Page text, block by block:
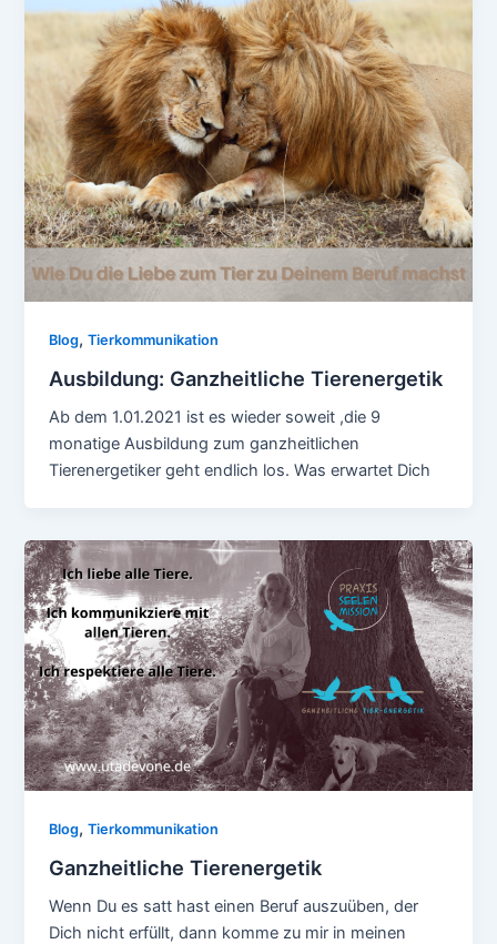
Blog,Tierkommunikation
Ausbildung: Ganzheitliche Tierenergetik
Ab dem 1.01.2021 ist es wieder soweit ,die 9
monatige Ausbildung zum ganzheitlichen
Tierenergetiker geht endlich los. Was erwartet Dich
Blog,Tierkommunikation
Ganzheitliche Tierenergetik
Wenn Du es satt hast einen Beruf auszuüben, der
Dich nicht erfüllt, dann komme zu mir in meinen